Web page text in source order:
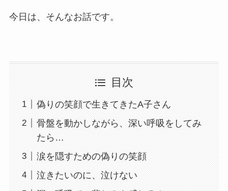
今日は、そんなお話です。
目次
偽りの笑顔で生きてきたA子さん
骨盤を動かしながら、深い呼吸をしてみ
たら…
涙を隠すための偽りの笑顔
泣きたいのに、泣けない